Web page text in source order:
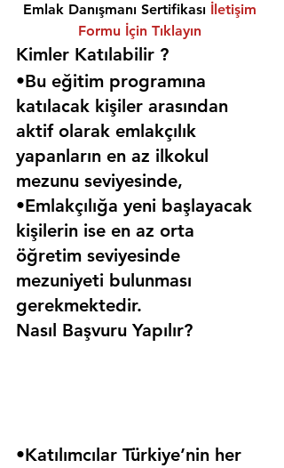
Emlak Danışmanı Sertifikası İletişim
Formu İçin Tıklayın
Kimler Katılabilir ?
•Bu eğitim programına
katılacak kişiler arasından
aktif olarak emlakçılık
yapanların en az ilkokul
mezunu seviyesinde,
•Emlakçılığa yeni başlayacak
kişilerin ise en az orta
öğretim seviyesinde
mezuniyeti bulunması
gerekmektedir.
Nasıl Başvuru Yapılır?
•Katılımcılar Türkiye’nin her